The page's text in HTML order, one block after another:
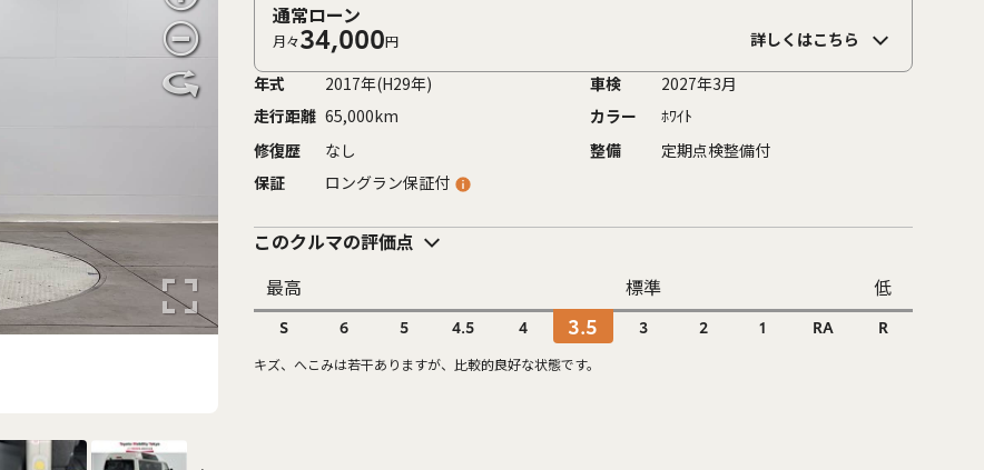
通常ローン
月々34,000円
詳しくはこちら
年式
2017年(H29年) 車検
2027年3月
走行距離 65,000km カラー
ﾎﾜｲﾄ
修復歴
なし 整備
定期点検整備付
保証
ロングラン保証付
このクルマの評価点
最高
標準 低
S 6 5 4.5 4 3.5 3 2 1 RA R
キズ、へこみは若干ありますが、比較的良好な状態です。